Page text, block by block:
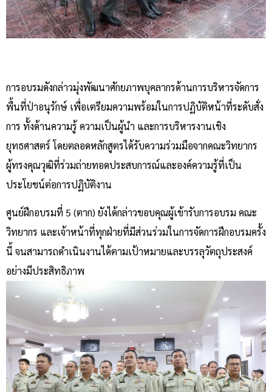
การอบรมดังกล่าวมุ่งพัฒนาศักยภาพบุคลากรด้านการบริหารจัดการ
พื้นที่ป่าอนุรักษ์ เพื่อเตรียมความพร้อมในการปฏิบัติหน้าที่ระดับสั่ง
การ ทั้งด้านความรู้ ความเป็นผู้นำ และการบริหารงานเชิง
ยุทธศาสตร์ โดยตลอดหลักสูตรได้รับความร่วมมือจากคณะวิทยากร
ผู้ทรงคุณวุฒิที่ร่วมถ่ายทอดประสบการณ์และองค์ความรู้ที่เป็น
ประโยชน์ต่อการปฏิบัติงาน
ศูนย์ฝึกอบรมที่ 5 (ตาก) ยังได้กล่าวขอบคุณผู้เข้ารับการอบรม คณะ
วิทยากร และเจ้าหน้าที่ทุกฝ่ายที่มีส่วนร่วมในการจัดการฝึกอบรมครั้ง
นี้ จนสามารถดำเนินงานได้ตามเป้าหมายและบรรลุวัตถุประสงค์
อย่างมีประสิทธิภาพ